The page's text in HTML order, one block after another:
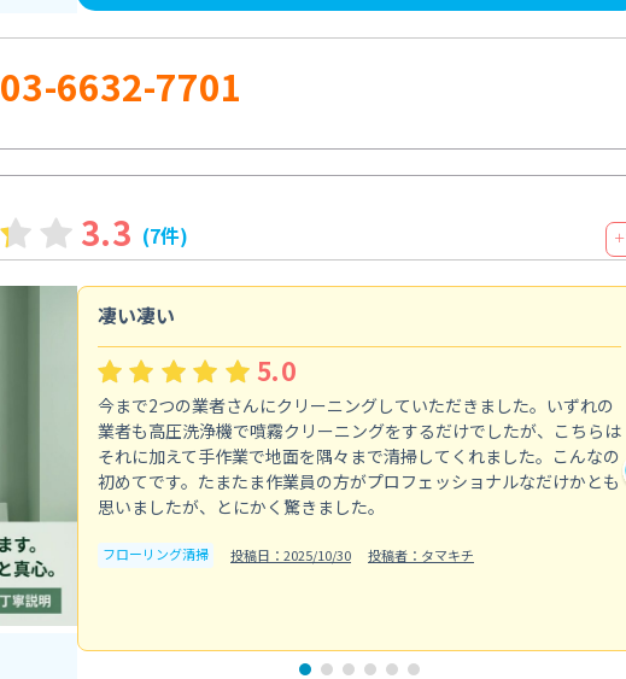
03-6632-7701
3.3 (7件) ＋
凄い凄い
5.0
今まで2つの業者さんにクリーニングしていただきました。いずれの
業者も高圧洗浄機で噴霧クリーニングをするだけでしたが、こちらは
それに加えて手作業で地面を隅々まで清掃してくれました。こんなの
初めてです。たまたま作業員の方がプロフェッショナルなだけかとも
思いましたが、とにかく驚きました。
フローリング清掃 投稿日：2025/10/30 投稿者：タマキチ